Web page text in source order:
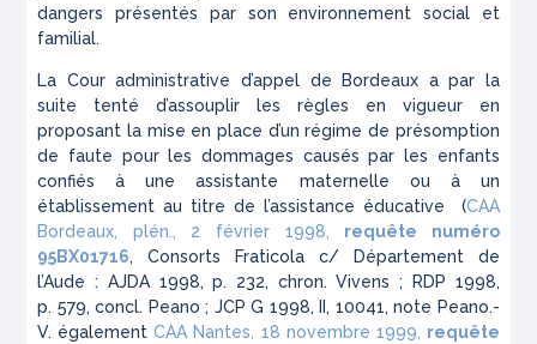
dangers présentés par son environnement social et
familial.
La Cour administrative d’appel de Bordeaux a par la
suite tenté d’assouplir les règles en vigueur en
proposant la mise en place d’un régime de présomption
de faute pour les dommages causés par les enfants
confiés à une assistante maternelle ou à un
établissement au titre de l’assistance éducative (CAA
Bordeaux, plén., 2 février 1998, requête numéro
95BX01716, Consorts Fraticola c/ Département de
l’Aude : AJDA 1998, p. 232, chron. Vivens ; RDP 1998,
p. 579, concl. Peano ; JCP G 1998, II, 10041, note Peano.-
V. égalementCAA Nantes, 18 novembre 1999, requête